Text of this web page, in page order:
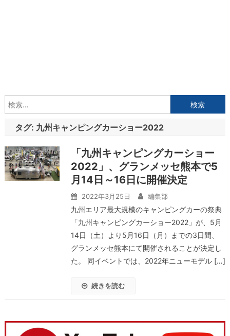
索:
タグ: 九州キャンピングカーショー2022
「九州キャンピングカーショー
2022」、グランメッセ熊本で5
月14日～16日に開催決定
2022年3月25日 編集部
九州エリア最大規模のキャンピングカーの祭典
「九州キャンピングカーショー2022」が、5月
14日（土）より5月16日（月）までの3日間、
グランメッセ熊本にて開催されることが決定し
た。 同イベントでは、2022年ニューモデル […]
続きを読む